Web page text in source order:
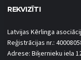
REKVIZĪTI
Latvijas Kērlinga
Reģistrācijas nr.:
Adrese: Biķernieku iela